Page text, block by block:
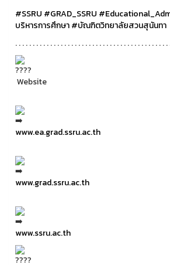
#SSRU #GRAD_SSRU
บริหารการศึกษา#บัณฑิตวิทยาลัยสวนสุนันทา
. . . . . . . . . . . . . . . . . . . . . . . . . . . . . . . . . . . . . . . . . . .
Website
www.ea.grad.ssru.ac.th
www.grad.ssru.ac.th
www.ssru.ac.th